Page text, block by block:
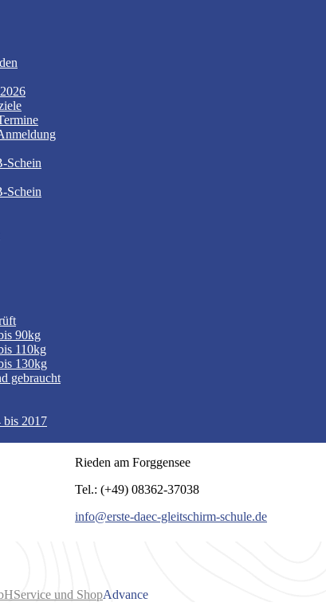
Schein
Schein
90kg
110kg
130kg
gebraucht
2017
Rieden am Forggensee
Tel.: (+49) 08362-37038
info@erste-daec-gleitschirm-schule.de
Service und ShopAdvance